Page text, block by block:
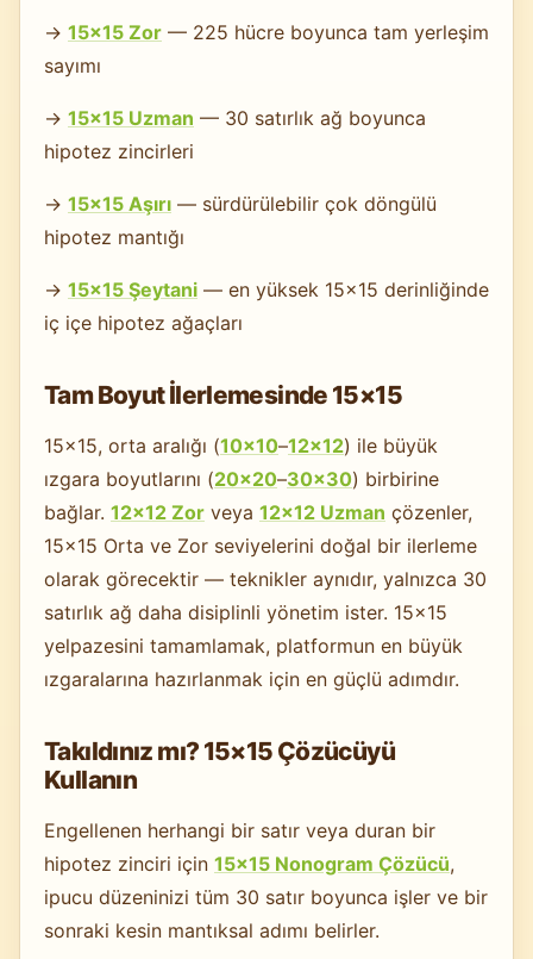
→ 15×15 Zor — 225 hücre boyunca tam yerleşim
sayımı
→ 15×15 Uzman — 30 satırlık ağ boyunca
hipotez zincirleri
→ 15×15 Aşırı — sürdürülebilir çok döngülü
hipotez mantığı
→ 15×15 Şeytani — en yüksek 15×15 derinliğinde
iç içe hipotez ağaçları
Tam Boyut İlerlemesinde 15×15
15×15, orta aralığı (10×10–12×12) ile büyük
ızgara boyutlarını (20×20–30×30) birbirine
bağlar. 12×12 Zor veya 12×12 Uzman çözenler,
15×15 Orta ve Zor seviyelerini doğal bir ilerleme
olarak görecektir — teknikler aynıdır, yalnızca 30
satırlık ağ daha disiplinli yönetim ister. 15×15
yelpazesini tamamlamak, platformun en büyük
ızgaralarına hazırlanmak için en güçlü adımdır.
Takıldınız mı? 15×15 Çözücüyü
Kullanın
Engellenen herhangi bir satır veya duran bir
hipotez zinciri için 15×15 Nonogram Çözücü,
ipucu düzeninizi tüm 30 satır boyunca işler ve bir
sonraki kesin mantıksal adımı belirler.